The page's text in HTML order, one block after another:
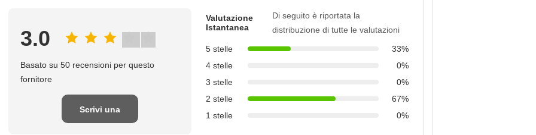
3.0
Basato su 50 recensioni per questo
fornitore
Scrivi una
Valutazione
Istantanea
Di seguito è riportata la
distribuzione di tutte le valutazioni
5 stelle
33%
4 stelle
0%
3 stelle
0%
2 stelle
67%
1 stelle
0%